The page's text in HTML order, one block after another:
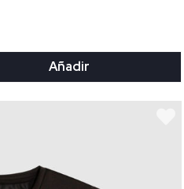
Añadir